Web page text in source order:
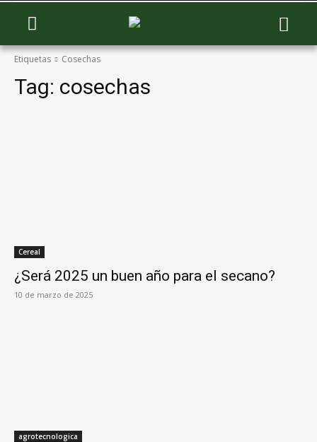
Etiquetas Cosechas
Tag: cosechas
Cereal
¿Será 2025 un buen año para el secano?
10 de marzo de 2025
agrotecnologica